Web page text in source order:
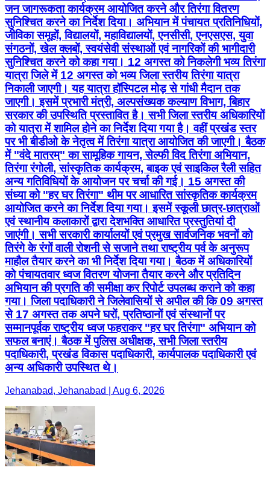
जन जागरूकता कार्यक्रम आयोजित करने और तिरंगा वितरण
सुनिश्चित करने का निर्देश दिया। अभियान में पंचायत प्रतिनिधियों,
जीविका समूहों, विद्यालयों, महाविद्यालयों, एनसीसी, एनएसएस, युवा
संगठनों, खेल क्लबों, स्वयंसेवी संस्थाओं एवं नागरिकों की भागीदारी
सुनिश्चित करने को कहा गया। 12 अगस्त को निकलेगी भव्य तिरंगा
यात्रा जिले में 12 अगस्त को भव्य जिला स्तरीय तिरंगा यात्रा
निकाली जाएगी। यह यात्रा हॉस्पिटल मोड़ से गांधी मैदान तक
जाएगी। इसमें प्रभारी मंत्री, अल्पसंख्यक कल्याण विभाग, बिहार
सरकार की उपस्थिति प्रस्तावित है। सभी जिला स्तरीय अधिकारियों
को यात्रा में शामिल होने का निर्देश दिया गया है। वहीं प्रखंड स्तर
पर भी बीडीओ के नेतृत्व में तिरंगा यात्रा आयोजित की जाएगी। बैठक
में "वंदे मातरम्" का सामूहिक गायन, सेल्फी विद तिरंगा अभियान,
तिरंगा रंगोली, सांस्कृतिक कार्यक्रम, बाइक एवं साइकिल रैली सहित
अन्य गतिविधियों के आयोजन पर चर्चा की गई। 15 अगस्त की
संध्या को "हर घर तिरंगा" थीम पर आधारित सांस्कृतिक कार्यक्रम
आयोजित करने का निर्देश दिया गया। इसमें स्कूली छात्र-छात्राओं
एवं स्थानीय कलाकारों द्वारा देशभक्ति आधारित प्रस्तुतियां दी
जाएंगी। सभी सरकारी कार्यालयों एवं प्रमुख सार्वजनिक भवनों को
तिरंगे के रंगों वाली रोशनी से सजाने तथा राष्ट्रीय पर्व के अनुरूप
माहौल तैयार करने का भी निर्देश दिया गया। बैठक में अधिकारियों
को पंचायतवार ध्वज वितरण योजना तैयार करने और प्रतिदिन
अभियान की प्रगति की समीक्षा कर रिपोर्ट उपलब्ध कराने को कहा
गया। जिला पदाधिकारी ने जिलेवासियों से अपील की कि 09 अगस्त
से 17 अगस्त तक अपने घरों, प्रतिष्ठानों एवं संस्थानों पर
सम्मानपूर्वक राष्ट्रीय ध्वज फहराकर "हर घर तिरंगा" अभियान को
सफल बनाएं। बैठक में पुलिस अधीक्षक, सभी जिला स्तरीय
पदाधिकारी, प्रखंड विकास पदाधिकारी, कार्यपालक पदाधिकारी एवं
अन्य अधिकारी उपस्थित थे।
Jehanabad, Jehanabad | Aug 6, 2026